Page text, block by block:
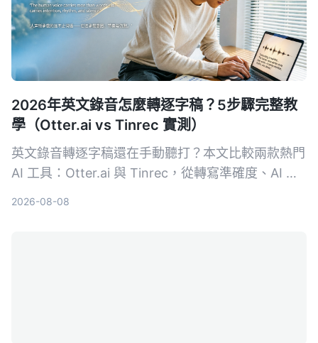
2026年英文錄音怎麼轉逐字稿？5步驟完整教
學（Otter.ai vs Tinrec 實測）
英文錄音轉逐字稿還在手動聽打？本文比較兩款熱門
AI 工具：Otter.ai 與 Tinrec，從轉寫準確度、AI 整
2026-08-08